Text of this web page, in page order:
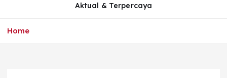
Aktual & Terpercaya
Home